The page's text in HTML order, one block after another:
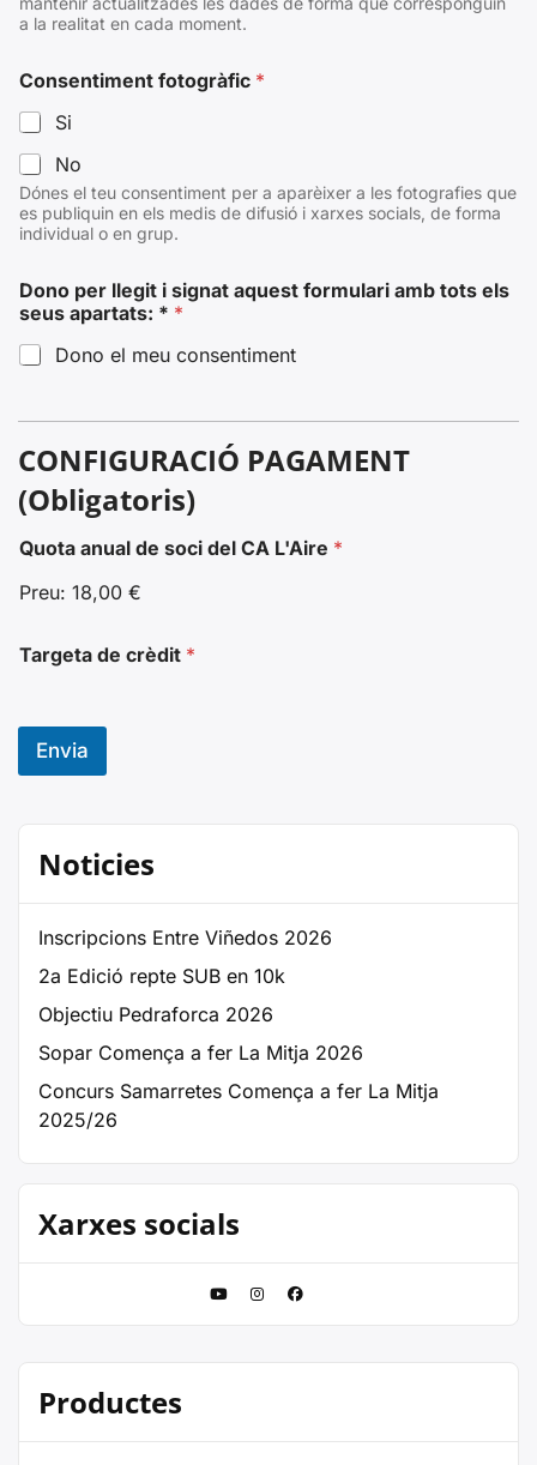
Noticies
Inscripcions Entre Viñedos 2026
2a Edició repte SUB en 10k
Objectiu Pedraforca 2026
Sopar Comença a fer La Mitja 2026
Concurs Samarretes Comença a fer La Mitja
2025/26
a la realitat en cada moment.
Consentiment fotogràfic *
Si
No
Dónes el teu consentiment per a aparèixer a les fotografies que
es publiquin en els medis de difusió i xarxes socials, de forma
individual o en grup.
Dono per llegit i signat aquest formulari amb tots els
seus apartats: * *
Dono el meu consentiment
CONFIGURACIÓ PAGAMENT
(Obligatoris)
Quota anual de soci del CA L'Aire *
Preu: 18,00 €
Targeta de crèdit *
Envia
Xarxes socials
Productes